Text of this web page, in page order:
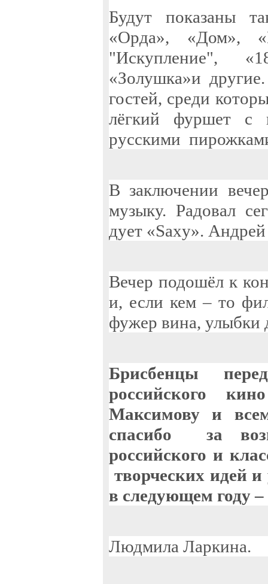
Будут показаны
«Орда», «Дом»,
"Искупление",
«Золушка»и
гостей, среди
лёгкий фуршет с
русскими
В заключении
музыку. Радовал
дует «Saxy».
Вечер подошёл к
и, если кем – то
фужер вина, улыбки
Брисбенцы
российского
Максимову
и
спасибо за
российского и
творческих идей
в следующем году
Людмила Ларкина.